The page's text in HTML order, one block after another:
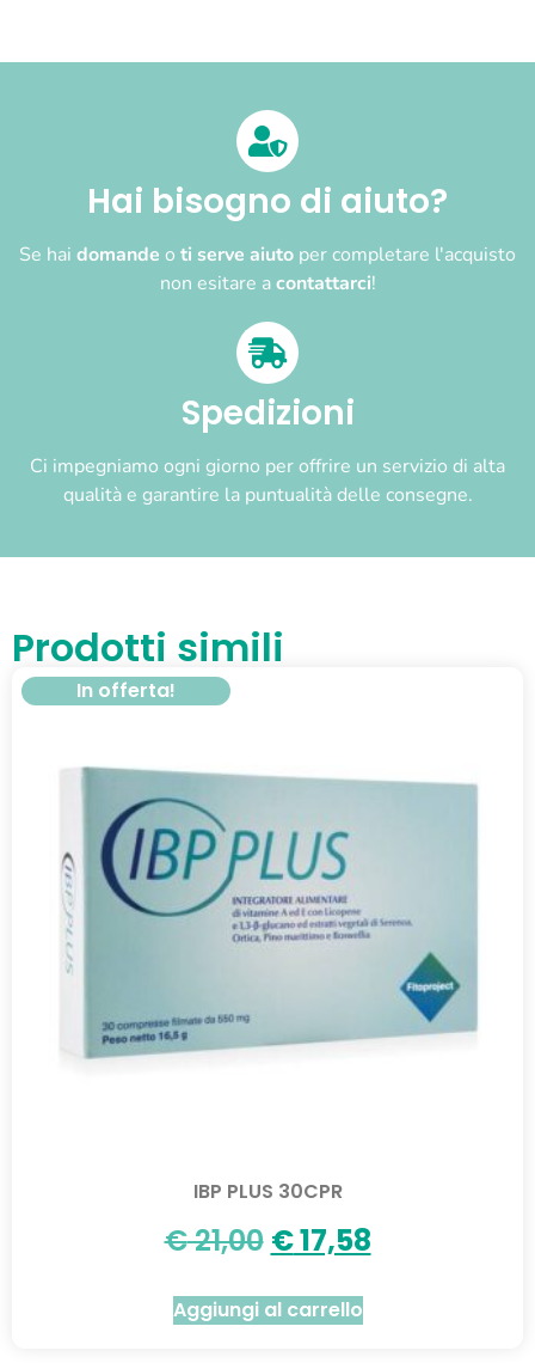
Hai bisogno di aiuto?
Se hai domande o ti serve aiuto per completare l'acquisto
non esitare acontattarci!
Spedizioni
Ci impegniamo ogni giorno per offrire un servizio di alta
qualità e garantire la puntualità delle consegne.
Prodotti simili
In offerta!
IBP PLUS 30CPR
€21,00 €17,58
Aggiungi al carrello